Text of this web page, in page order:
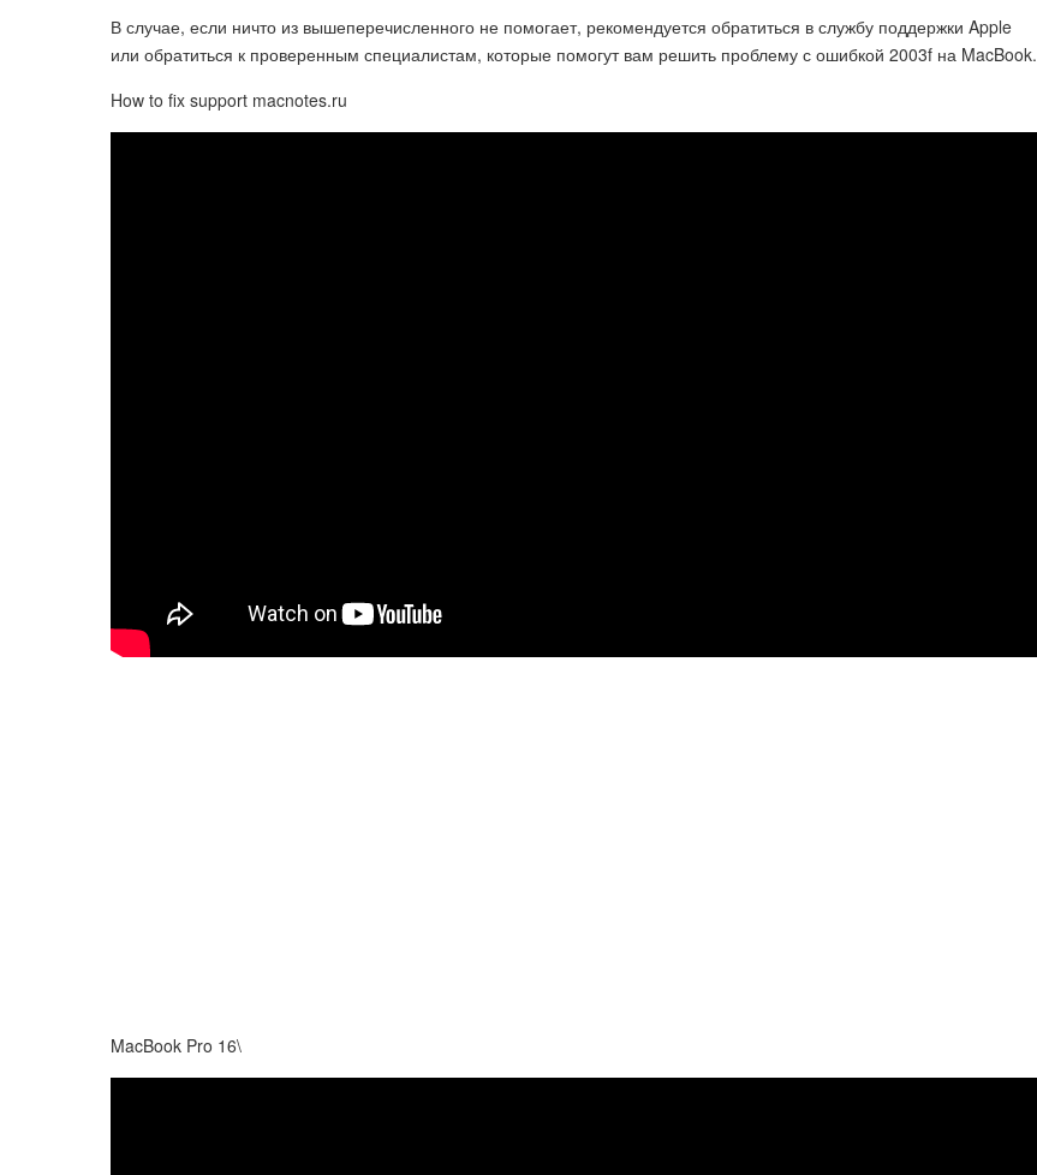
В случае, если ничто из вышеперечисленного не помогает, рекомендуется обратиться в службу поддержки Apple
или обратиться к проверенным специалистам, которые помогут вам решить проблему с ошибкой 2003f на MacBook.
How to fix support macnotes.ru
MacBook Pro 16\